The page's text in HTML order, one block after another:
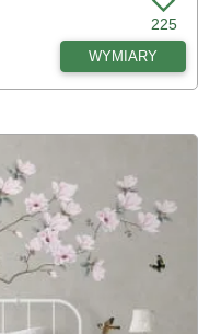
225
WYMIARY